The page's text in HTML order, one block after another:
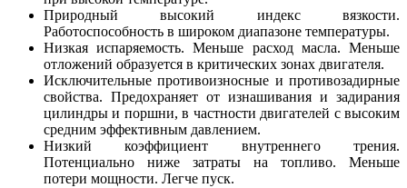
Природный высокий индекс вязкости.
Работоспособность в широком диапазоне температуры.
Низкая испаряемость. Меньше расход масла. Меньше
отложений образуется в критических зонах двигателя.
Исключительные противоизносные и противозадирные
свойства. Предохраняет от изнашивания и задирания
цилиндры и поршни, в частности двигателей с высоким
средним эффективным давлением.
Низкий коэффициент внутреннего трения.
Потенциально ниже затраты на топливо. Меньше
потери мощности. Легче пуск.